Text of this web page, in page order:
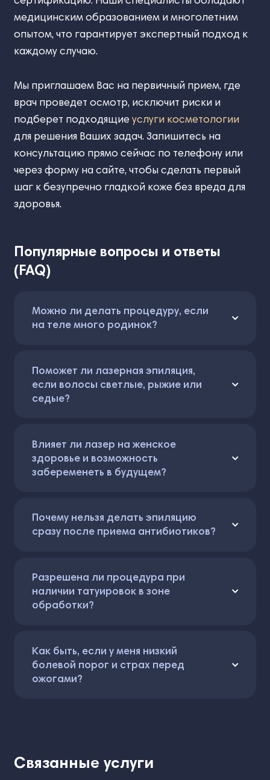
медицинским образованием и многолетним
опытом, что гарантирует экспертный подход к
каждому случаю.
Мы приглашаем Вас на первичный прием, где
врач проведет осмотр, исключит риски и
подберет подходящиеуслуги косметологии
для решения Ваших задач. Запишитесь на
консультацию прямо сейчас по телефону или
через форму на сайте, чтобы сделать первый
шаг к безупречно гладкой коже без вреда для
здоровья.
Популярные вопросы и ответы
(FAQ)
Можно ли делать процедуру, если
на теле много родинок?
Поможет ли лазерная эпиляция,
если волосы светлые, рыжие или
седые?
Влияет ли лазер на женское
здоровье и возможность
забеременеть в будущем?
Почему нельзя делать эпиляцию
сразу после приема антибиотиков?
Разрешена ли процедура при
наличии татуировок в зоне
обработки?
Как быть, если у меня низкий
болевой порог и страх перед
ожогами?
Связанные услуги